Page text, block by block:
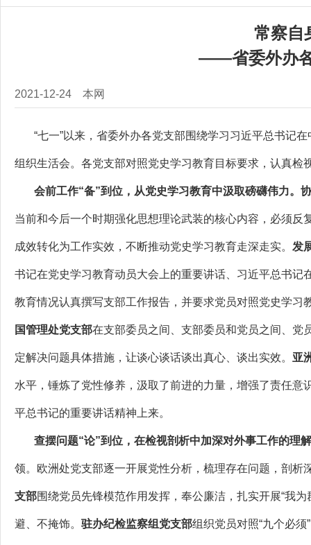
常察自
——省委外办各
2021-12-24 本网
“七一”以来，省委外办各党支部围绕学习习近平总书记在
组织生活会。各党支部对照党史学习教育目标要求，认真
会前工作“备”到位，从党史学习教育中汲取磅礴伟力。
当前和今后一个时期强化思想理论武装的核心内容，必须
成效转化为工作实效，不断推动党史学习教育走深走实。 发
书记在党史学习教育动员大会上的重要讲话、习近平总书
教育情况认真撰写支部工作报告，并要求党员对照党史学
国管理处党支部在支部委员之间、支部委员和党员之间、党
定解决问题具体措施，让谈心谈话谈出真心、谈出实效。 亚
水平，锤炼了党性修养，汲取了前进的力量，增强了责任意
平总书记的重要讲话精神上来。
查摆问题“论”到位，在检视剖析中加深对外事工作的理
领。欧洲处党支部逐一开展党性分析，梳理存在问题，剖
支部围绕党员先锋模范作用发挥，奉公廉洁，扎实开展“我
避、不掩饰。 驻办纪检监察组党支部组织党员对照“九个必